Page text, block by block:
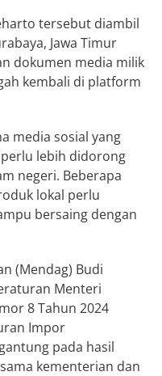
tersebut diambil
Jawa Timur
dokumen media milik
kembali di platform
media sosial yang
lebih didorong
negeri. Beberapa
lokal perlu
bersaing dengan
(Mendag) Budi
Menteri
8 Tahun 2024
Impor
pada hasil
kementerian dan